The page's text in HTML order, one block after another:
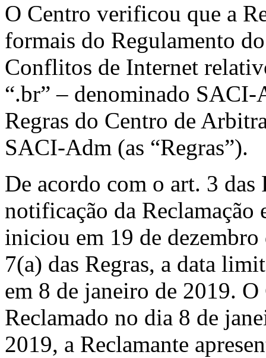
O Centro verificou que a
formais do Regulamento
Conflitos de Internet
“.br” – denominado SACI-
Regras do Centro de
SACI-Adm (as “Regras”).
De acordo com o art. 3
notificação da
iniciou em 19 de
7(a) das Regras, a data
em 8 de janeiro de 2019.
Reclamado no dia 8 de
2019, a Reclamante